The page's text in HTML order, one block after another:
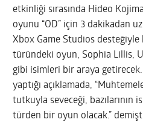
etkinliği sırasında Hideo
oyunu “OD” için 3 dakikadan
Xbox Game Studios
türündeki oyun, Sophia Lillis,
gibi isimleri bir araya
yaptığı açıklamada,
tutkuyla seveceği, bazılarının
türden bir oyun olacak.”